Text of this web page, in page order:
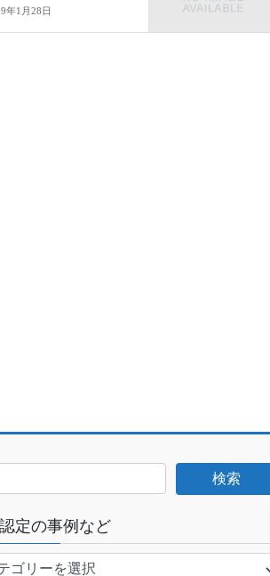
年1月28日
定の事例など